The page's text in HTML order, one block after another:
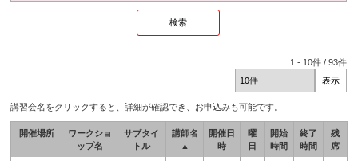
1 - 10件 /93件
講習会名をクリックすると、詳細が確認でき、お申込みも可能です。
開催場所
ワークショ
ップ名
サブタイ
トル
講師名
▲
開催日
時
曜
日
開始
時間
終了
時間
残
席